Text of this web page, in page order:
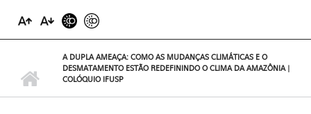
A DUPLA AMEAÇA: COMO AS MUDANÇAS CLIMÁTICAS E O
DESMATAMENTO ESTÃO REDEFININDO O CLIMA DA AMAZÔNIA |
COLÓQUIO IFUSP